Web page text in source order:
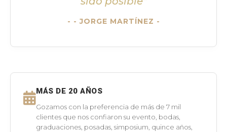
- JORGE MARTÍNEZ -
MÁS DE 20 AÑOS
Gozamos con la preferencia de más de 7 mil
clientes que nos confiaron su evento, bodas,
graduaciones, posadas, simposium, quince años,